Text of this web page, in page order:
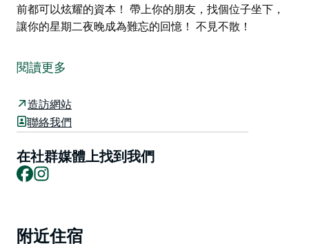
前都可以炫耀的資本！ 帶上你的朋友，找個位子坐下，
讓你的星期二夜晚成為難忘的回憶！ 不見不散！
帶上你的最佳狀態（或至少帶上你的幽默感），因為主持
內容涵蓋常識、流行文化，還有一些意想不到的難題，保
證讓你時時刻刻保持警覺。
Cash，更重要的是，贏取下個月前都可以炫耀的資本！
帶上你的朋友，找個位子坐下，讓你的星期二夜晚成為難
不見不散！
閱讀更多
造訪網站
聯絡我們
在社群媒體上找到我們
Facebook
Product
附近住宿